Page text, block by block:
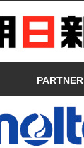
PARTNER